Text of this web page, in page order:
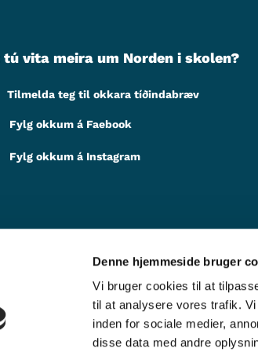
Denne hjemmeside bruger
Vi bruger cookies til at
til at analysere vores trafik.
inden for sociale medier,
disse data med andre
vita meira um Norden i skolen?
Tilmelda teg til okkara tíðindabræv
Fylg okkum á Faebook
Fylg okkum á Instagram